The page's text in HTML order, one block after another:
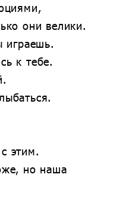
они велики.
играешь.
к тебе.
этим.
но наша